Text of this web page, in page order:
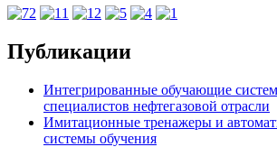
Публикации
Интегрированные обучающие
специалистов нефтегазовой отрасли
Имитационные тренажеры и
системы обучения